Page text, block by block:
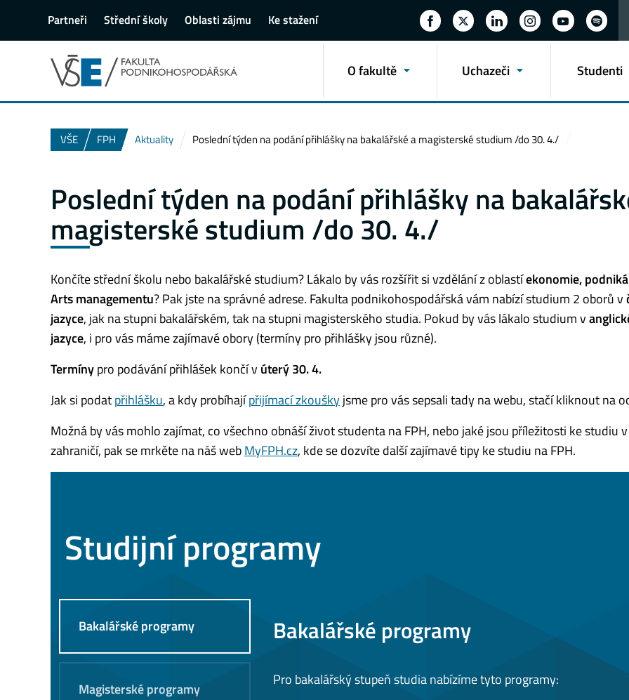
Partneři Střední školy Oblasti zájmu Ke stažení
O fakultě Uchazeči Studenti
VŠE FPH Aktuality Poslední týden na podání přihlášky na bakalářské a magisterské studium /do 30. 4./
Poslední týden na podání přihlášky na
magisterské studium /do 30. 4./
Končíte střední školu nebo bakalářské studium? Lákalo by vás rozšířit si vzdělání z oblastíekonomie,
Artsmanagementu? Pak jste na správné adrese. Fakulta podnikohospodářská vám nabízí studium 2 oborů v
jazyce, jak na stupni bakalářském, tak na stupni magisterského studia. Pokud by vás lákalo studium v
jazyce, i pro vás máme zajímavé obory (termíny pro přihlášky jsou různé).
Termínypro podávání přihlášek končí v úterý 30. 4.
Jak si podatpřihlášku, a kdy probíhajípřijímací zkouškyjsme pro vás sepsali tady na webu, stačí kliknout na
Možná by vás mohlo zajímat, co všechno obnáší život studenta na FPH, nebo jaké jsou příležitosti ke studiu v
zahraničí, pak se mrkěte na náš webMyFPH.cz, kde se dozvíte další zajímavé tipy ke studiu na FPH.
Studijní programy
Bakalářské programy
Magisterské programy
Bakalářské programy
Pro bakalářský stupeň studia nabízíme tyto programy: